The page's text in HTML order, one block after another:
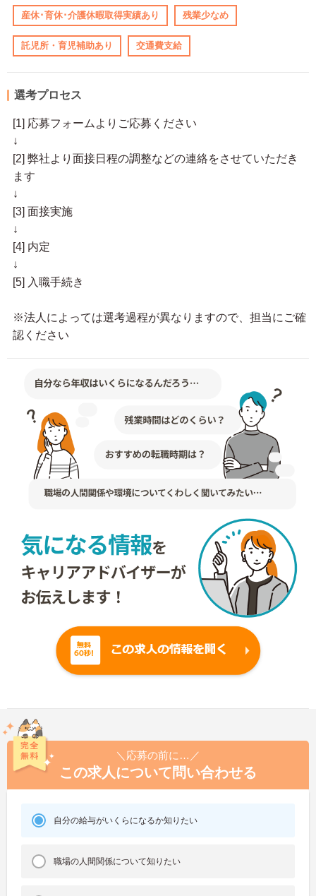
産休･育休･介護休暇取得実績あり 残業少なめ
託児所・育児補助あり 交通費支給
選考プロセス
[1] 応募フォームよりご応募ください
↓
[2] 弊社より面接日程の調整などの連絡をさせていただき
ます
↓
[3] 面接実施
↓
[4] 内定
↓
[5] 入職手続き
※法人によっては選考過程が異なりますので、担当にご確
認ください
＼応募の前に…／
この求人について問い合わせる
自分の給与がいくらになるか知りたい
職場の人間関係について知りたい